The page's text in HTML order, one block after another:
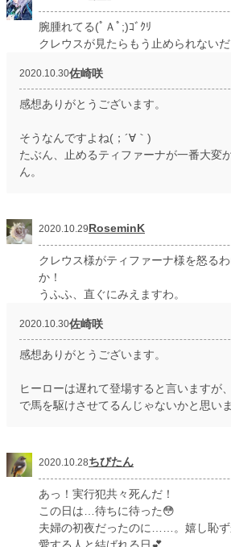
腕腫れてる(ﾟＡﾟ;)ｺﾞｸﾘ
クレウスが見たらもう止められない
2020.10.30佐崎咲
感想ありがとうございます。
そうなんですよね(；´∀｀)
たぶん、止めるティファーナが一番大変
ん。
2020.10.29RoseminK
クレウス様がティファーナ様を怒る
か！
うふふ、直ぐにみえますわ。
2020.10.30佐崎咲
感想ありがとうございます。
ヒーローは遅れて登場すると言いますが
で馬を駆けさせてるんじゃないかと思い
2020.10.28ちびたん
あっ！実行犯共々死んだ！
この日は…待ちに待った😳
夫婦の初夜だったのに……。嬉し恥ず